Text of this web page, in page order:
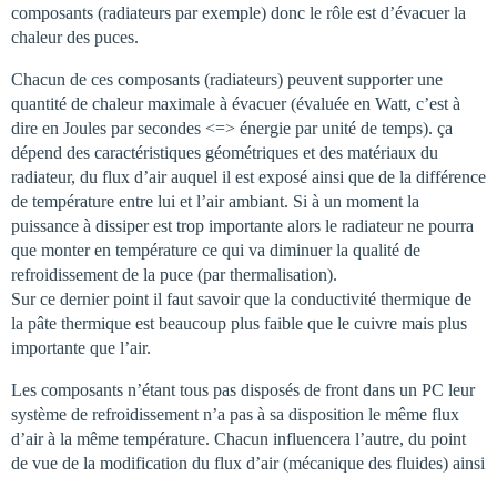
composants (radiateurs par exemple) donc le rôle est d’évacuer la
chaleur des puces.
Chacun de ces composants (radiateurs) peuvent supporter une
quantité de chaleur maximale à évacuer (évaluée en Watt, c’est à
dire en Joules par secondes <=> énergie par unité de temps). ça
dépend des caractéristiques géométriques et des matériaux du
radiateur, du flux d’air auquel il est exposé ainsi que de la différence
de température entre lui et l’air ambiant. Si à un moment la
puissance à dissiper est trop importante alors le radiateur ne pourra
que monter en température ce qui va diminuer la qualité de
refroidissement de la puce (par thermalisation).
Sur ce dernier point il faut savoir que la conductivité thermique de
la pâte thermique est beaucoup plus faible que le cuivre mais plus
importante que l’air.
Les composants n’étant tous pas disposés de front dans un PC leur
système de refroidissement n’a pas à sa disposition le même flux
d’air à la même température. Chacun influencera l’autre, du point
de vue de la modification du flux d’air (mécanique des fluides) ainsi